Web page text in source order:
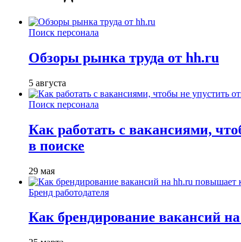
Поиск персонала
Обзоры рынка труда от hh.ru
5 августа
Поиск персонала
Как работать с вакансиями,
в поиске
29 мая
Бренд работодателя
Как брендирование вакансий